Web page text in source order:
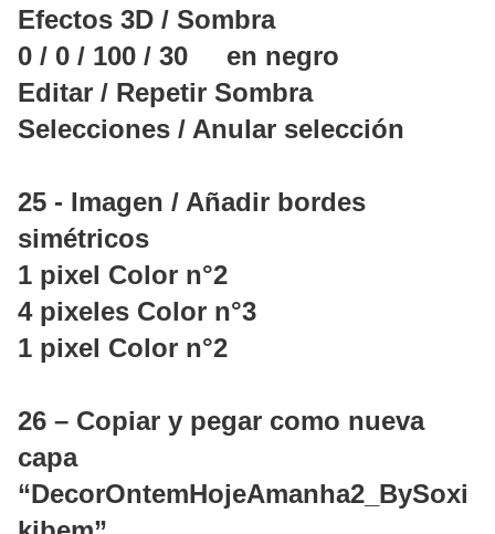
Efectos 3D / Sombra
0 / 0 / 100 / 30 en negro
Editar / Repetir Sombra
Selecciones / Anular selección
25 - Imagen / Añadir bordes
simétricos
1 pixel Color n°2
4 pixeles Color n°3
1 pixel Color n°2
26 – Copiar y pegar como nueva
capa
“DecorOntemHojeAmanha2_BySoxi